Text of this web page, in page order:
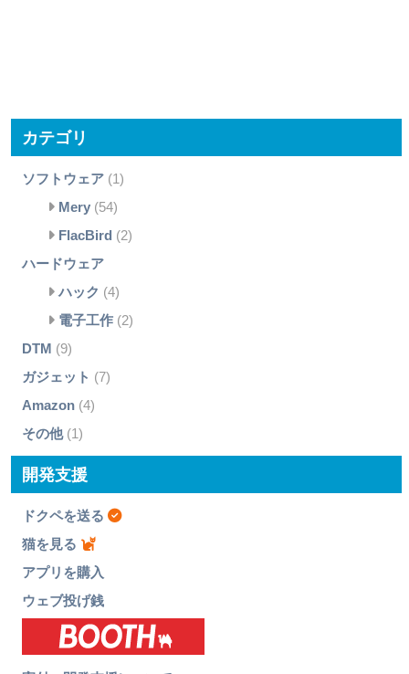
カテゴリ
ソフトウェア(1)
Mery(54)
FlacBird (2)
ハードウェア
ハック (4)
電子工作(2)
DTM (9)
ガジェット (7)
Amazon(4)
その他(1)
開発支援
ドクペを送る
猫を見る
アプリを購入
ウェブ投げ銭